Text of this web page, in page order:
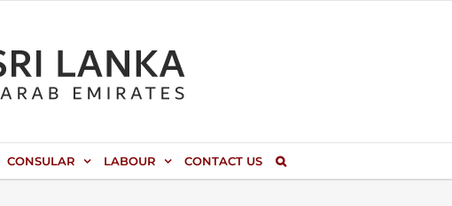
CONSULAR LABOUR CONTACT US